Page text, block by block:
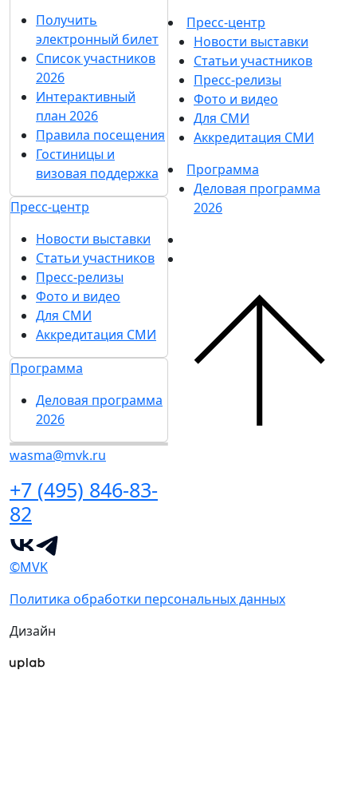
Получить
электронный билет
Список участников
2026
Интерактивный
план 2026
Правила посещения
Гостиницы и
визовая поддержка
Пресс-центр
Новости выставки
Статьи участников
Пресс-релизы
Фото и видео
Для СМИ
Аккредитация СМИ
Программа
Деловая программа
2026
wasma@mvk.ru
+7 (495) 846-83-
82
Пресс-центр
Новости выставки
Статьи участников
Пресс-релизы
Фото и видео
Для СМИ
Аккредитация СМИ
Программа
Деловая программа
2026
©MVK
Политика обработки персональных данных
Дизайн